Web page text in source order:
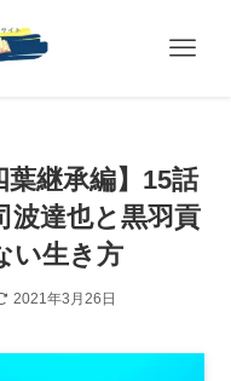
葉継承編】15話
波達也と黒羽貢
い生き方
2021年3月26日